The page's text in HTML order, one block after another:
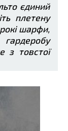
єдиний
плетену
шарфи,
з товстої